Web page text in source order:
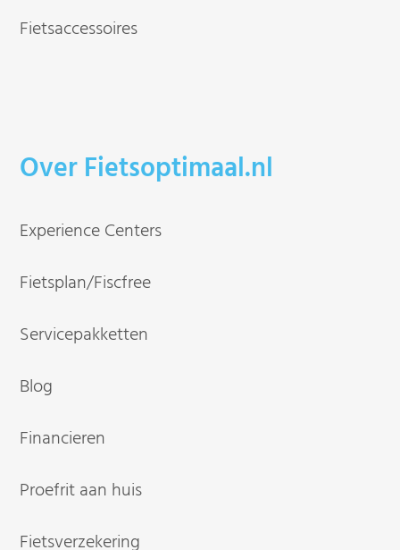
Fietsaccessoires
Over Fietsoptimaal.nl
Experience Centers
Fietsplan/Fiscfree
Servicepakketten
Blog
Financieren
Proefrit aan huis
Fietsverzekering